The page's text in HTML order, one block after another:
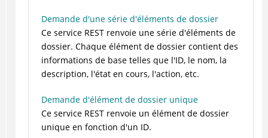
Demande d'une série d'éléments de dossier
Ce service REST renvoie une série d'éléments de
dossier. Chaque élément de dossier contient des
informations de base telles que l'ID, le nom, la
description, l'état en cours, l'action, etc.
Demande d'élément de dossier unique
Ce service REST renvoie un élément de dossier
unique en fonction d'un ID.